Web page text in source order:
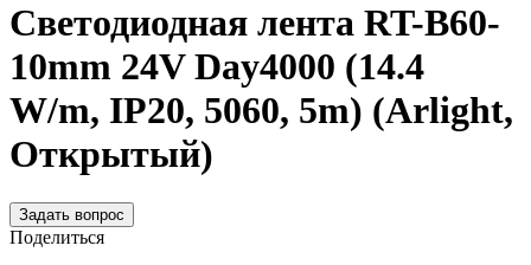
Светодиодная лента RT-B60-
10mm 24V Day4000 (14.4
W/m, IP20, 5060, 5m) (Arlight,
Открытый)
Задать вопрос
Поделиться